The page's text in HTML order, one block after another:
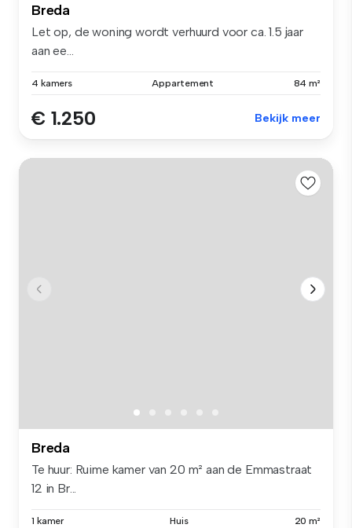
Breda
Let op, de woning wordt verhuurd voor ca. 1.5 jaar
aan ee...
4 kamers Appartement 84 m²
€ 1.250 Bekijk meer
Breda
Te huur: Ruime kamer van 20 m² aan de Emmastraat
12 in Br...
1 kamer Huis 20 m²